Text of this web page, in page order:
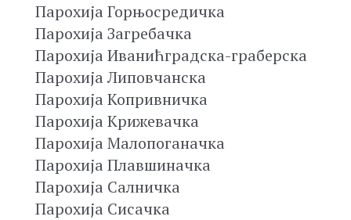
Парохија Горњосредичка
Парохија Загребачка
Парохија Иванићградска-граберска
Парохија Липовчанска
Парохија Копривничка
Парохија Крижевачка
Парохија Малопоганачка
Парохија Плавшиначка
Парохија Салничка
Парохија Сисачка